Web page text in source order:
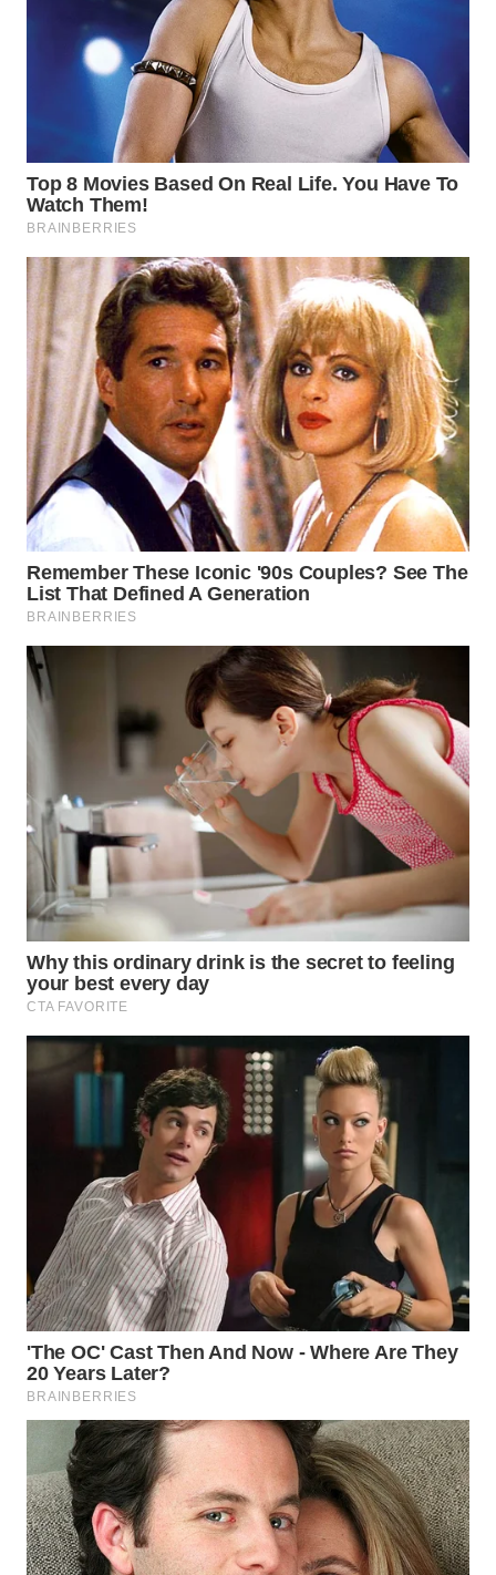
PADANG
LAWAS
WN
WN
CIANJUR
KEPULAUAN
SERIBU
WN
TANGERANG
WN
BINJAI
CIREBON
WN
INDRAMAYU
KUNINGAN
SUBANG
WN
SUKABUMI
WN
PURWAKARTA
TIMUR
WN
SEMARANG
WN
SOLO
WN
BOROBUDUR
WN
MADURA
WN
SURABAYA